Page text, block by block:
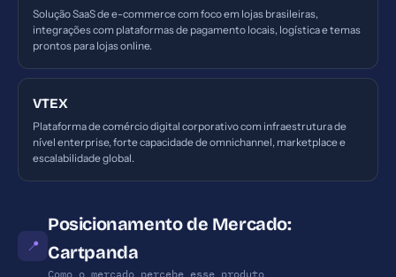
Solução SaaS de e-commerce com foco em lojas brasileiras,
integrações com plataformas de pagamento locais, logística e temas
prontos para lojas online.
VTEX
Plataforma de comércio digital corporativo com infraestrutura de
nível enterprise, forte capacidade de omnichannel, marketplace e
escalabilidade global.
📍
Posicionamento de Mercado:
Cartpanda
Como o mercado percebe esse produto